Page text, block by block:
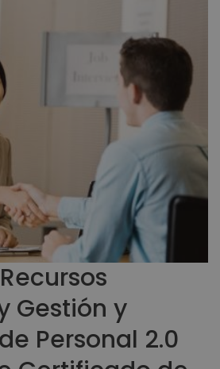
Gestión y
Personal 2.0